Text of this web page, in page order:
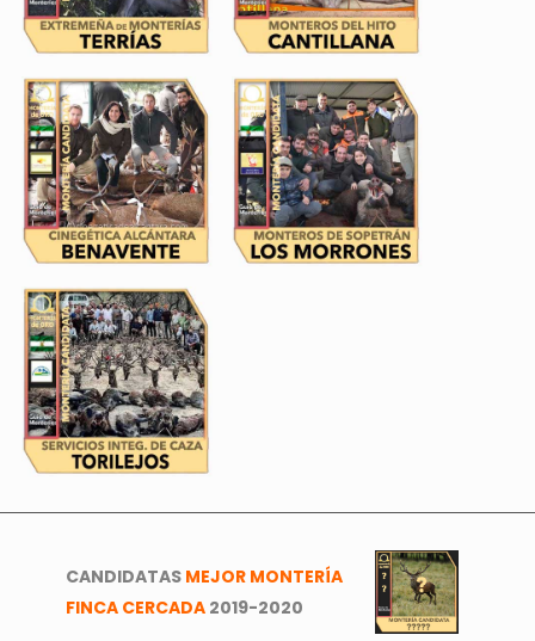
CANDIDATAS MEJOR MONTERÍA
FINCA CERCADA 2019-2020